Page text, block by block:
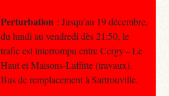
Perturbation : Jusqu'au 19 décembre,
du lundi au vendredi dès 21:50, le
trafic est interrompu entre Cergy – Le
Haut et Maisons-Laffitte (travaux).
Bus de remplacement à Sartrouville.